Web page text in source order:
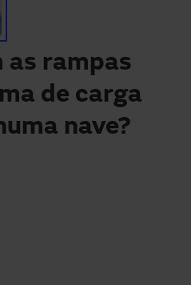
as rampas
de carga
nave?